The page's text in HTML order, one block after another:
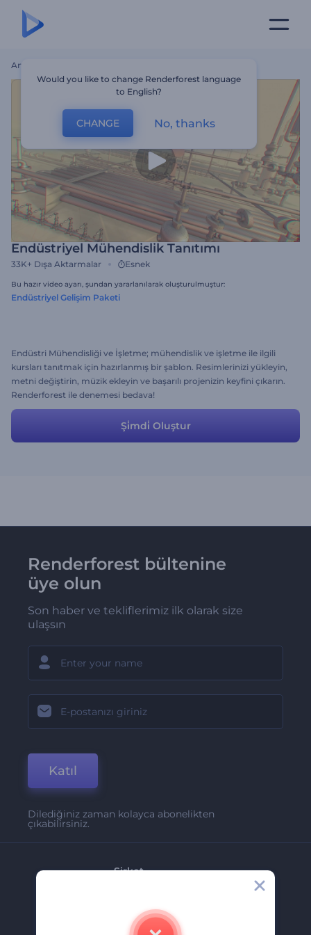
Ana Sayfa
Endüstriyel Mühendislik Tanıtımı
33K+ Dışa Aktarmalar Esnek
Bu hazır video ayarı, şundan yararlanılarak oluşturulmuştur:
Endüstriyel Gelişim Paketi
Endüstri Mühendisliği ve İşletme; mühendislik ve işletme ile ilgili
kursları tanıtmak için hazırlanmış bir şablon. Resimlerinizi yükleyin,
metni değiştirin, müzik ekleyin ve başarılı projenizin keyfini çıkarın.
Renderforest ile denemesi bedava!
Şi̇mdi̇ Oluştur
Renderforest bültenine
üye olun
Son haber ve tekliflerimiz ilk olarak size
ulaşsın
Katıl
Dilediğiniz zaman kolayca abonelikten
çıkabilirsiniz.
Şirket
İletişim
Would you like to change Renderforest language
to English?
CHANGE No, thanks